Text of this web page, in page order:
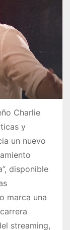
Charlie
y
un nuevo
disponible
marca una
streaming,